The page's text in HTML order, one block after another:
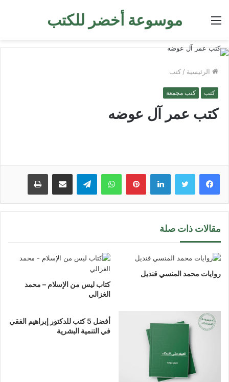
موسوعة أخضر للكتب القائمة
الرئيسية / كتب
كتب كتب مجمعة
كتب عمر آل عوضه
لينكدإن بينتيريستواتساب تيلقرام مشاركة عبر البريد طباعة
مقالات ذات صلة
روايات محمد المنسي قنديل
كتاب ليس من الإسلام – محمد
الغزالي
أفضل 5 كتب للدكتور إبراهيم الفقي
في التنمية البشرية